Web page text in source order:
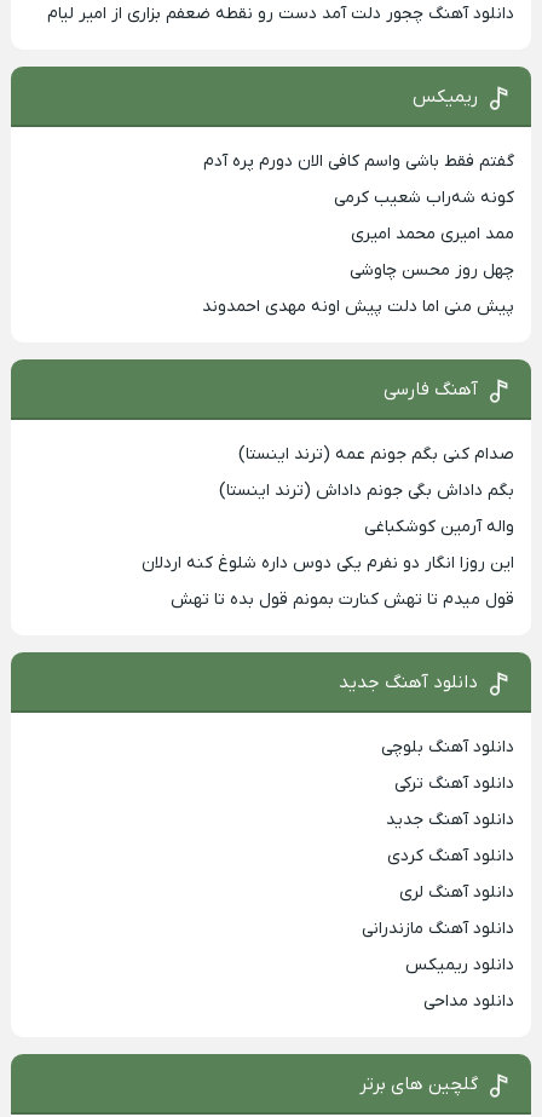
دانلود آهنگ چجور دلت آمد دست رو نقطه ضعفم بزاری از امیر لیام
ریمیکس
گفتم فقط باشی واسم کافی الان دورم پره آدم
کونه شه‌راب شعیب کرمی
ممد امیری محمد امیری
چهل روز محسن چاوشی
پیش منی اما دلت پیش اونه مهدی احمدوند
آهنگ فارسی
صدام کنی بگم جونم عمه (ترند اینستا)
بگم داداش بگی جونم داداش (ترند اینستا)
واله آرمین کوشکباغی
این روزا انگار دو نفرم یکی دوس داره شلوغ کنه اردلان
قول میدم تا تهش کنارت بمونم قول بده تا تهش
دانلود آهنگ جدید
دانلود آهنگ بلوچی
دانلود آهنگ ترکی
دانلود آهنگ جدید
دانلود آهنگ کردی
دانلود آهنگ لری
دانلود آهنگ مازندرانی
دانلود ریمیکس
دانلود مداحی
گلچین های برتر